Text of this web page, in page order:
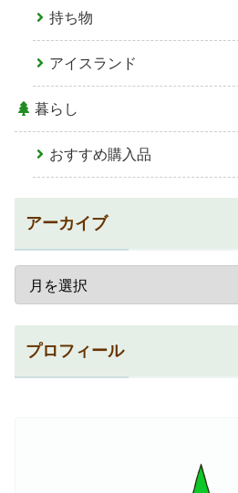
持ち物
アイスランド
暮らし
おすすめ購入品
アーカイブ
プロフィール